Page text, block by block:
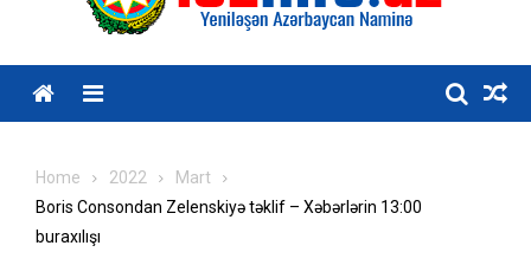
Home 2022
Mart
Boris Consondan Zelenskiyə təklif – Xəbərlərin 13:00
buraxılışı